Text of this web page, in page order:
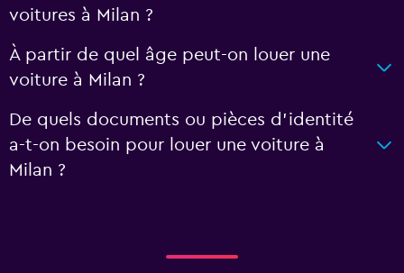
voitures à Milan ?
À partir de quel âge peut-on louer une
voiture à Milan ?
De quels documents ou pièces d'identité
a-t-on besoin pour louer une voiture à
Milan ?